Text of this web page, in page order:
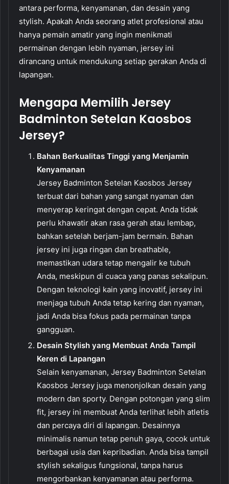
antara performa, kenyamanan, dan desain yang
stylish. Apakah Anda seorang atlet profesional atau
hanya pemain amatir yang ingin menikmati
permainan dengan lebih nyaman, jersey ini
dirancang untuk mendukung setiap gerakan Anda di
lapangan.
Mengapa Memilih Jersey
Badminton Setelan Kaosbos
Jersey?
Bahan Berkualitas Tinggi yang Menjamin
Kenyamanan
Jersey Badminton Setelan Kaosbos Jersey
terbuat dari bahan yang sangat nyaman dan
menyerap keringat dengan cepat. Anda tidak
perlu khawatir akan rasa gerah atau lembap,
bahkan setelah berjam-jam bermain. Bahan
jersey ini juga ringan dan breathable,
memastikan udara tetap mengalir ke tubuh
Anda, meskipun di cuaca yang panas sekalipun.
Dengan teknologi kain yang inovatif, jersey ini
menjaga tubuh Anda tetap kering dan nyaman,
jadi Anda bisa fokus pada permainan tanpa
gangguan.
Desain Stylish yang Membuat Anda Tampil
Keren di Lapangan
Selain kenyamanan, Jersey Badminton Setelan
Kaosbos Jersey juga menonjolkan desain yang
modern dan sporty. Dengan potongan yang slim
fit, jersey ini membuat Anda terlihat lebih atletis
dan percaya diri di lapangan. Desainnya
minimalis namun tetap penuh gaya, cocok untuk
berbagai usia dan kepribadian. Anda bisa tampil
stylish sekaligus fungsional, tanpa harus
mengorbankan kenyamanan atau performa.